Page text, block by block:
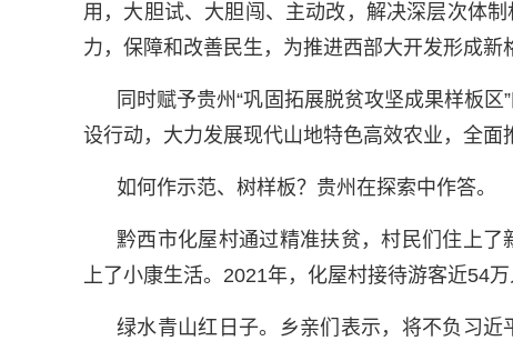
用，大胆试、大胆闯、主动改，解决深层次体
力，保障和改善民生，为推进西部大开发形成新
同时赋予贵州“巩固拓展脱贫攻坚成果样板
设行动，大力发展现代山地特色高效农业，全面
如何作示范、树样板？贵州在探索中作答。
黔西市化屋村通过精准扶贫，村民们住上
上了小康生活。2021年，化屋村接待游客近54
绿水青山红日子。乡亲们表示，将不负习近